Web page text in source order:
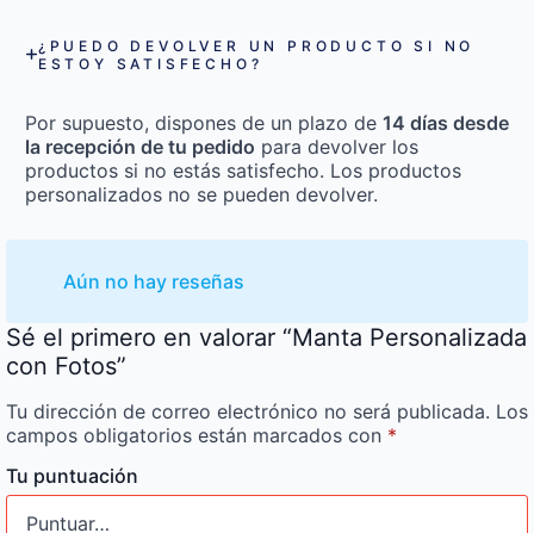
¿PUEDO DEVOLVER UN PRODUCTO SI NO
ESTOY SATISFECHO?
Por supuesto, dispones de un plazo de 14 días desde
la recepción de tu pedido para devolver los
productos si no estás satisfecho. Los productos
personalizados no se pueden devolver.
Aún no hay reseñas
Sé el primero en valorar “Manta Personalizada
con Fotos”
Tu dirección de correo electrónico no será publicada. Los
campos obligatorios están marcados con *
Tu puntuación